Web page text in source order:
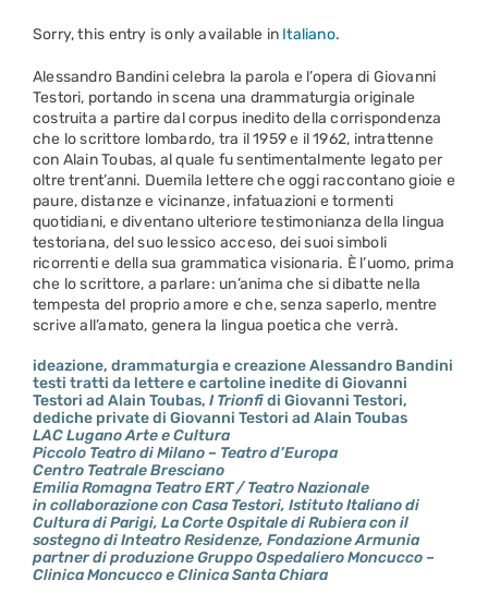
Sorry, this entry is only available in Italiano.
Alessandro Bandini celebra la parola e l’opera di Giovanni
Testori, portando in scena una drammaturgia originale
costruita a partire dal corpus inedito della corrispondenza
che lo scrittore lombardo, tra il 1959 e il 1962, intrattenne
con Alain Toubas, al quale fu sentimentalmente legato per
oltre trent’anni. Duemila lettere che oggi raccontano gioie e
paure, distanze e vicinanze, infatuazioni e tormenti
quotidiani, e diventano ulteriore testimonianza della lingua
testoriana, del suo lessico acceso, dei suoi simboli
ricorrenti e della sua grammatica visionaria. È l’uomo, prima
che lo scrittore, a parlare: un’anima che si dibatte nella
tempesta del proprio amore e che, senza saperlo, mentre
scrive all’amato, genera la lingua poetica che verrà.
ideazione, drammaturgia e creazione Alessandro Bandini
testi tratti da lettere e cartoline inedite di Giovanni
Testori ad Alain Toubas, I Trionfidi Giovanni Testori,
dediche private di Giovanni Testori ad Alain Toubas
LAC Lugano Arte e Cultura
Piccolo Teatro di Milano – Teatro d’Europa
Centro Teatrale Bresciano
Emilia Romagna Teatro ERT / Teatro Nazionale
in collaborazione con Casa Testori, Istituto Italiano di
Cultura di Parigi, La Corte Ospitale di Rubiera con il
sostegno di Inteatro Residenze, Fondazione Armunia
partner di produzione Gruppo Ospedaliero Moncucco –
Clinica Moncucco e Clinica Santa Chiara